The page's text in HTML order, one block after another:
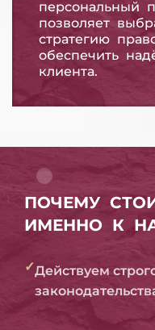
персональный
позволяет
стратегию
обеспечить
клиента.
ПОЧЕМУ
ИМЕННО К
✓Действуем